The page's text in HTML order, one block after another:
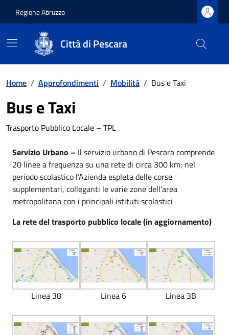
Regione Abruzzo
Città di Pescara
Home / Approfondimenti / Mobilità / Bus e Taxi
Bus e Taxi
Trasporto Pubblico Locale – TPL
Servizio Urbano – Il servizio urbano di Pescara comprende
20 linee a frequenza su una rete di circa 300 km; nel
periodo scolastico l’Azienda espleta delle corse
supplementari, colleganti le varie zone dell’area
metropolitana con i principali istituti scolastici
La rete del trasporto pubblico locale (in aggiornamento)
Linea 38 Linea 6 Linea 3B